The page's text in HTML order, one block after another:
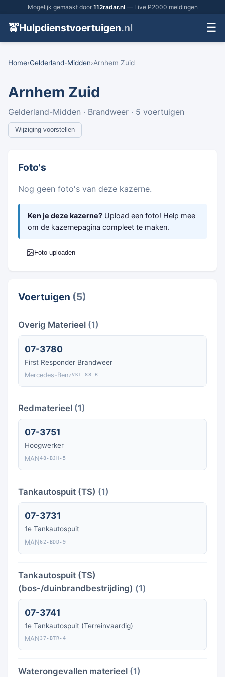
Mogelijk gemaakt door 112radar.nl— Live P2000 meldingen
🚖Hulpdienstvoertuigen.nl ☰
Home›Gelderland-Midden›Arnhem Zuid
Arnhem Zuid
Gelderland-Midden · Brandweer · 5 voertuigen
Wijziging voorstellen
Foto's
Nog geen foto's van deze kazerne.
Ken je deze kazerne? Upload een foto! Help mee
om de kazernepagina compleet te maken.
Foto uploaden
Voertuigen (5)
Overig Materieel (1)
07-3780
First Responder Brandweer
Mercedes-BenzVKT-88-R
Redmaterieel (1)
07-3751
Hoogwerker
MAN48-BJH-5
Tankautospuit (TS) (1)
07-3731
1e Tankautospuit
MAN62-BDD-9
Tankautospuit (TS)
(bos-/duinbrandbestrijding) (1)
07-3741
1e Tankautospuit (Terreinvaardig)
MAN37-BTR-4
Waterongevallen materieel (1)